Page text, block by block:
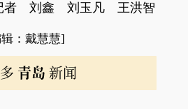
者 刘鑫 刘玉凡 王洪智
：戴慧慧]
青岛 新闻